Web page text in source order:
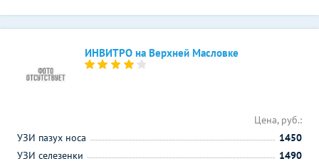
ИНВИТРО на Верхней Масловке
Цена, руб.:
УЗИ пазух носа
1450
УЗИ селезенки
1490